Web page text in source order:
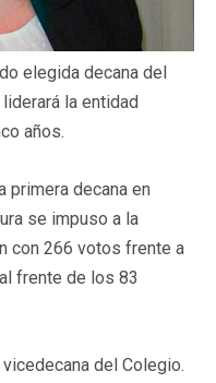
elegida decana del
la entidad
años.
primera decana en
se impuso a la
con 266 votos frente a
frente de los 83
del Colegio.